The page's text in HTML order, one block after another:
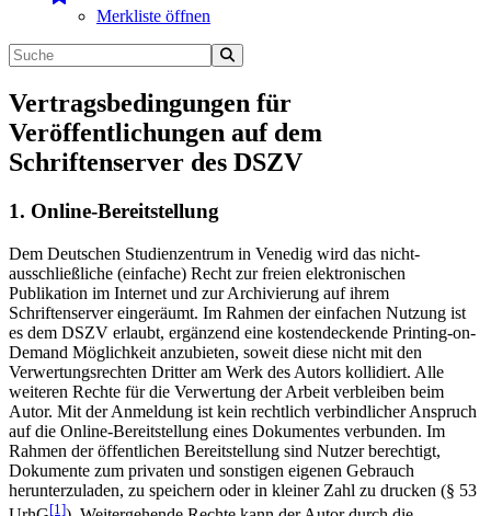
Merkliste öffnen
Vertragsbedingungen für
Veröffentlichungen auf dem
Schriftenserver des DSZV
1. Online-Bereitstellung
Dem Deutschen Studienzentrum in Venedig wird das nicht-
ausschließliche (einfache) Recht zur freien elektronischen
Publikation im Internet und zur Archivierung auf ihrem
Schriftenserver eingeräumt. Im Rahmen der einfachen Nutzung ist
es dem DSZV erlaubt, ergänzend eine kostendeckende Printing-on-
Demand Möglichkeit anzubieten, soweit diese nicht mit den
Verwertungsrechten Dritter am Werk des Autors kollidiert. Alle
weiteren Rechte für die Verwertung der Arbeit verbleiben beim
Autor. Mit der Anmeldung ist kein rechtlich verbindlicher Anspruch
auf die Online-Bereitstellung eines Dokumentes verbunden. Im
Rahmen der öffentlichen Bereitstellung sind Nutzer berechtigt,
Dokumente zum privaten und sonstigen eigenen Gebrauch
herunterzuladen, zu speichern oder in kleiner Zahl zu drucken (§ 53
[1]